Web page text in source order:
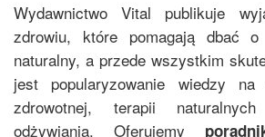
Wydawnictwo Vital publikuje
zdrowiu, które pomagają dbać
naturalny, a przede wszystkim
jest popularyzowanie wiedzy
zdrowotnej, terapii
odżywiania. Oferujemy